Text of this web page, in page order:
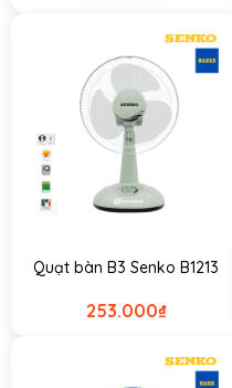
Quạt bàn B3 Senko B1213
₫
253.000